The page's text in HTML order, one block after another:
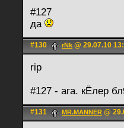
#127
да
#130 rNk @ 29.07.10
rip
#127 - ага. кЁлер
#131 MR.MANNER @